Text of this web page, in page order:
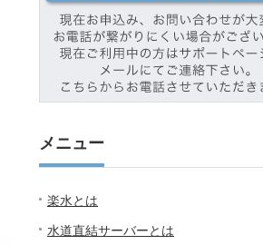
メニュー
楽水とは
水道直結サーバーとは